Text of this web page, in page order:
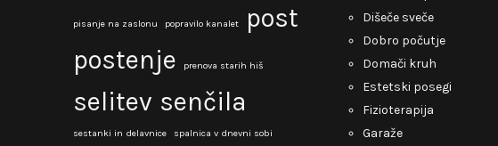
pisanje na zaslonu popravilo kanalet
post
postenje
prenova starih hiš
selitev senčila
sestanki in delavnice spalnica v dnevni sobi
Dišeče sveče
Dobro počutje
Domači kruh
Estetski posegi
Fizioterapija
Garaže